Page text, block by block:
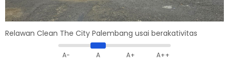
Relawan Clean The City Palembang usai berakativitas
A- A A+ A++